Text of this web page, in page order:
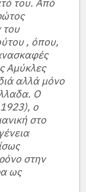
του. Από
του
, όπου,
Αμύκλες
αλλά μόνο
Ο
ο
στο
στην
ως